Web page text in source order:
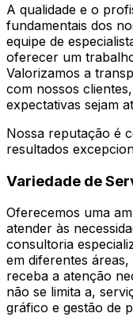
A qualidade e o
fundamentais dos
equipe de
oferecer um
Valorizamos a
com nossos
expectativas sejam
Nossa reputação é
resultados
Variedade de
Oferecemos uma
atender às
consultoria
em diferentes
receba a atenção
não se limita a,
gráfico e gestão de